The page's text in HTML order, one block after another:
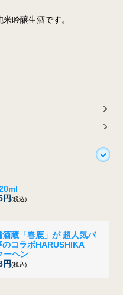
吟醸生酒です。
円(税込)
蔵「春鹿」が 超人気バ
のコラボHARUSHIKA
ーヘン
円(税込)